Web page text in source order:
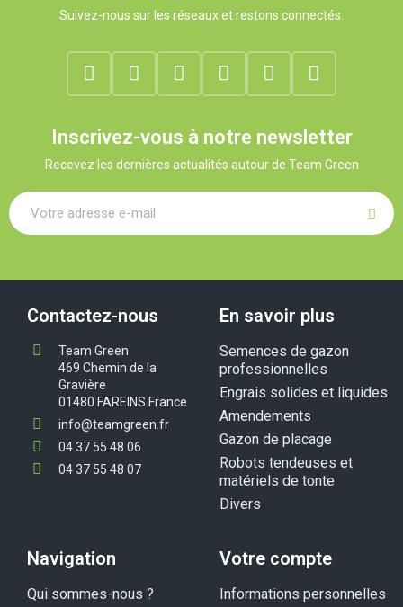
Suivez-nous sur les réseaux et restons connectés.
Inscrivez-vous à notre newsletter
Recevez les dernières actualités autour de Team Green
Contactez-nous
Team Green
469 Chemin de la
Gravière
01480 FAREINS France
info@teamgreen.fr
04 37 55 48 06
04 37 55 48 07
En savoir plus
Semences de gazon
professionnelles
Engrais solides et liquides
Amendements
Gazon de placage
Robots tendeuses et
matériels de tonte
Divers
Navigation
Qui sommes-nous ?
Votre compte
Informations personnelles